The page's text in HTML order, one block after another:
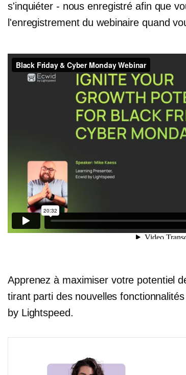
s'inquiéter - nous enregistré afin que
l'enregistrement du webinaire quand
Webinaire du Black Friday et du Cyber
Vimeo.
Apprenez à maximiser votre potentiel
tirant parti des nouvelles
by Lightspeed.